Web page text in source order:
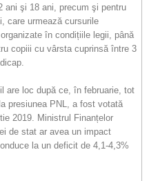
ani şi 18 ani, precum şi pentru
care urmează cursurile
în condițiile legii, până
copiii cu vârsta cuprinsă între 3
are loc după ce, în februarie, tot
presiunea PNL, a fost votată
2019. Ministrul Finanțelor
de stat ar avea un impact
la un deficit de 4,1-4,3%